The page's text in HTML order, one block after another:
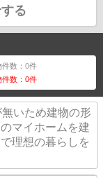
る
件数：0件
件数：0件
いため建物の形
マイホームを建
理想の暮らしを